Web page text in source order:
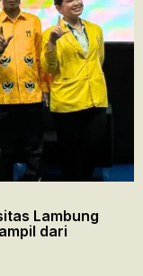
Lambung
dari